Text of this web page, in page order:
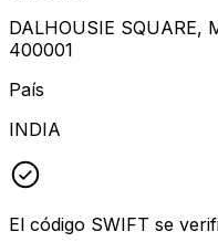
DALHOUSIE SQUARE,
400001
País
INDIA
El código SWIFT se